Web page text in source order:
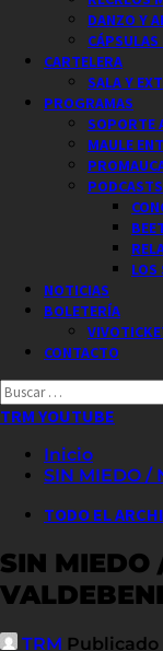
DANZO Y
CÁPSULAS
CARTELERA
SALA Y
PROGRAMAS
SOPORTE
MAULE
PODCASTS
LOS
NOTICIAS
BOLETERÍA
CONTACTO
Buscar
por:
TRM YOUTUBE
Inicio
SIN MIEDO /
TODO EL
SIN
TRM Publicado